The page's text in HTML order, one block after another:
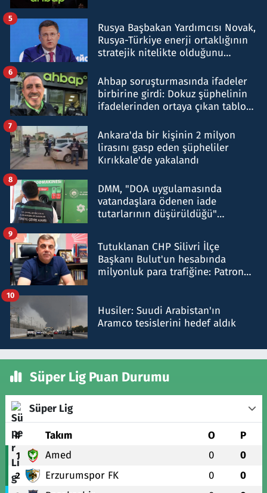
Rusya Başbakan Yardımcısı Novak,
Rusya-Türkiye enerji ortaklığının
stratejik nitelikte olduğunu
5
Ahbap soruşturmasında ifadeler
birbirine girdi: Dokuz şüphelinin
ifadelerinden ortaya çıkan tablo
6
Ankara'da bir kişinin 2 milyon
lirasını gasp eden şüpheliler
Kırıkkale'de yakalandı
7
DMM, "DOA uygulamasında
vatandaşlara ödenen iade
tutarlarının düşürüldüğü"
8
Tutuklanan CHP Silivri İlçe
Başkanı Bulut'un hesabında
milyonluk para trafiğine: Patron
9
Husiler: Suudi Arabistan'ın
Aramco tesislerini hedef aldık
10
Süper Lig Puan Durumu
Süper Lig
# Takım O P
1 Amed 0 0
2 Erzurumspor FK 0 0